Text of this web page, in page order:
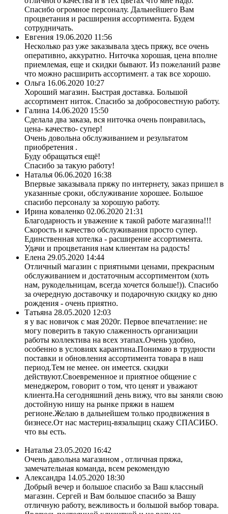
Спасибо огромное персоналу. Дальнейшего Вам
процветания и расширения ассортимента. Будем
сотрудничать.
Евгения 19.06.2020 11:56
Несколько раз уже заказывала здесь пряжу, все очень
оперативно, аккуратно. Ниточка хорошая, цена вполне
приемлемая, еще и скидки бывают. Из пожеланий разве
что можно расширить ассортимент. а так все хорошо.
Ольга 16.06.2020 10:27
Хороший магазин. Быстрая доставка. Большой
ассортимент ниток. Спасибо за добросовестную работу.
Галина 14.06.2020 15:50
Сделала два заказа, вся ниточка очень понравилась,
цена- качество- супер!
Очень довольна обслуживанием и результатом
приобретения .
Буду обращаться ещё!
Спасибо за такую работу!
Наталья 06.06.2020 16:38
Впервые заказывала пряжу по интернету, заказ пришел в
указанные сроки, обслуживание хорошее. Большое
спасибо персоналу за хорошую работу.
Ирина коваленко 02.06.2020 21:31
Благодарность и уважение к такой работе магазина!!!
Скорость и качество обслуживания просто супер.
Единственная хотелка - расширение ассортимента.
Удачи и процветания нам клиентам на радость!
Елена 29.05.2020 14:44
Отличный магазин с приятными ценами, прекрасным
обслуживанием и достаточным ассортиментом (хоть
нам, рукодельницам, всегда хочется больше!)). Спасибо
за очередную доставочку и подарочную скидку ко дню
рождения - очень приятно.
Татьяна 28.05.2020 12:03
я у вас новичок с мая 2020г. Первое впечатление: не
могу поверить в такую слаженность организации
работы коллектива на всех этапах.Очень удобно,
особенно в условиях карантина.Понимаю в трудности
поставки и обновления ассортимента товара в наш
период.Тем не менее. он имеется. скидки
действуют.Своевременное и приятное общение с
менеджером, говорит о том, что ценят и уважают
клиента.На сегодняшний день вижу, что вы заняли свою
достойную нишу на рынке пряжи в нашем
регионе.Желаю в дальнейшем только продвижения в
бизнесе.От нас мастериц-вязальщиц скажу СПАСИБО.
что вы есть.
Наталья 23.05.2020 16:42
Очень давольна магазином , отличная пряжа,
замечательная команда, всем рекомендую
Александра 14.05.2020 18:30
Добрый вечер и большое спасибо за Ваш классный
магазин. Сергей и Вам большое спасибо за Вашу
отличную работу, вежливость и большой выбор товара.